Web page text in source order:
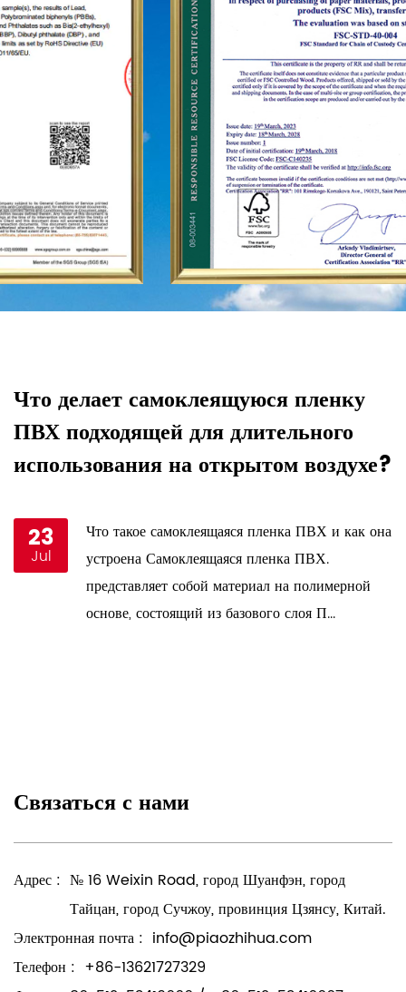
Что делает самоклеящуюся пленку
ПВХ подходящей для длительного
использования на открытом воздухе?
23
Jul
Что такое самоклеящаяся пленка ПВХ и как она
устроена Самоклеящаяся пленка ПВХ.
представляет собой материал на полимерной
основе, состоящий из базового слоя П...
Связаться с нами
Адрес : № 16 Weixin Road, город Шуанфэн, город
Тайцан, город Сучжоу, провинция Цзянсу, Китай.
Электронная почта : info@piaozhihua.com
Телефон : +86-13621727329